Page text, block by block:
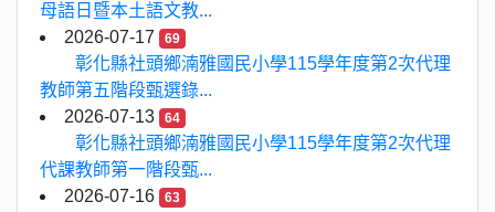
母語日暨本土語文教...
2026-07-17
69
彰化縣社頭鄉湳雅國民小學115學年度第2次代理
教師第五階段甄選錄...
2026-07-13
64
彰化縣社頭鄉湳雅國民小學115學年度第2次代理
代課教師第一階段甄...
2026-07-16
63